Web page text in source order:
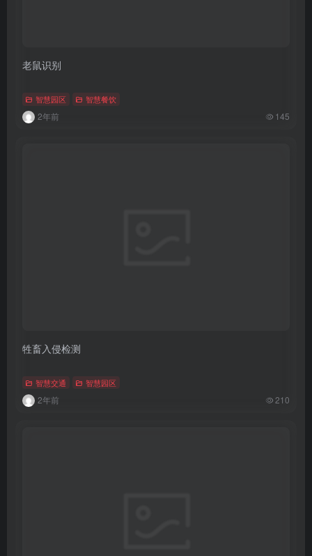
老鼠识别
智慧园区 智慧餐饮
2年前 145
牲畜入侵检测
智慧交通 智慧园区
2年前 210